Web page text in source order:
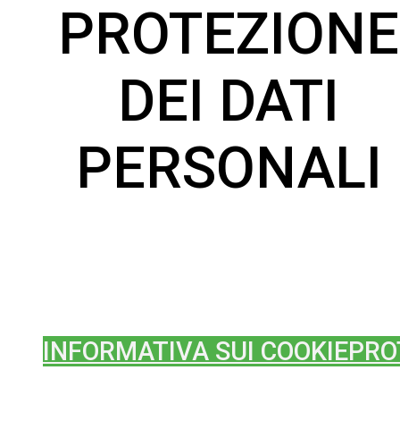
PROTEZIONE
DEI DATI
PERSONALI
INFORMATIVA SUI COOKIE